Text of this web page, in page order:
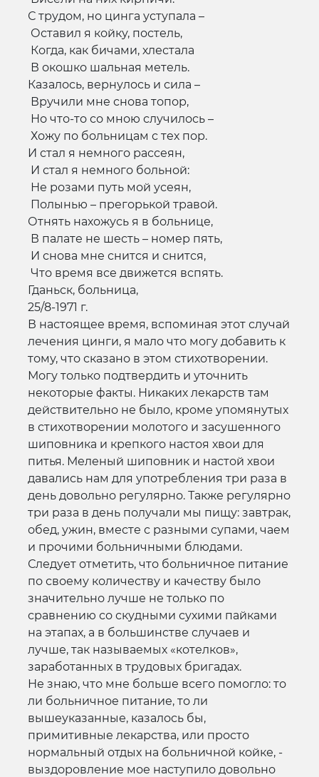
С трудом, но цинга уступала –
Оставил я койку, постель,
Когда, как бичами, хлестала
В окошко шальная метель.
Казалось, вернулось и сила –
Вручили мне снова топор,
Но что-то со мною случилось –
Хожу по больницам с тех пор.
И стал я немного рассеян,
И стал я немного больной:
Не розами путь мой усеян,
Полынью – прегорькой травой.
Отнять нахожусь я в больнице,
В палате не шесть – номер пять,
И снова мне снится и снится,
Что время все движется вспять.
Гданьск, больница,
25/8-1971 г.
В настоящее время, вспоминая этот случай
лечения цинги, я мало что могу добавить к
тому, что сказано в этом стихотворении.
Могу только подтвердить и уточнить
некоторые факты. Никаких лекарств там
действительно не было, кроме упомянутых
в стихотворении молотого и засушенного
шиповника и крепкого настоя хвои для
питья. Меленый шиповник и настой хвои
давались нам для употребления три раза в
день довольно регулярно. Также регулярно
три раза в день получали мы пищу: завтрак,
обед, ужин, вместе с разными супами, чаем
и прочими больничными блюдами.
Следует отметить, что больничное питание
по своему количеству и качеству было
значительно лучше не только по
сравнению со скудными сухими пайками
на этапах, а в большинстве случаев и
лучше, так называемых «котелков»,
заработанных в трудовых бригадах.
Не знаю, что мне больше всего помогло: то
ли больничное питание, то ли
вышеуказанные, казалось бы,
примитивные лекарства, или просто
нормальный отдых на больничной койке, -
выздоровление мое наступило довольно